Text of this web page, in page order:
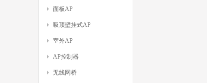
面板AP
吸顶壁挂式AP
室外AP
AP控制器
无线网桥